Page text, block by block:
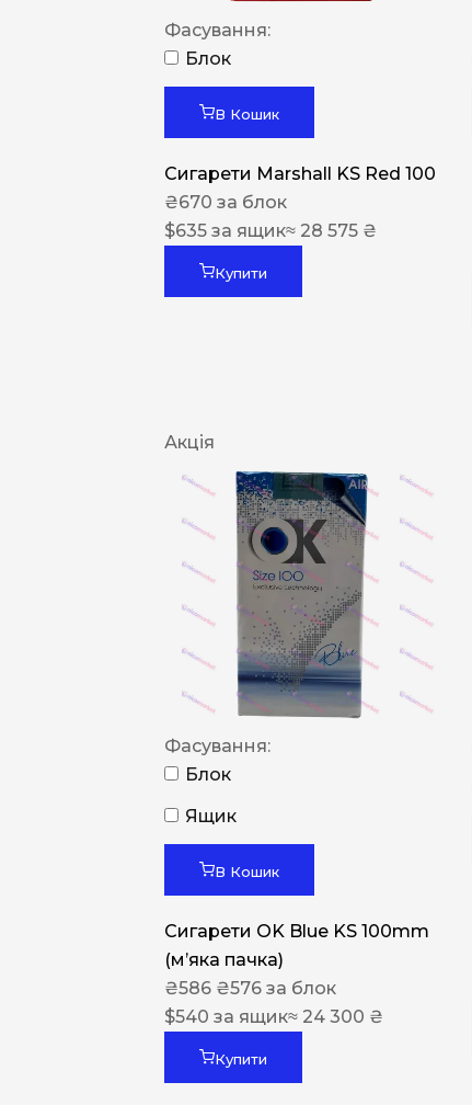
Фасування:
Блок
В Кошик
Сигарети Marshall KS Red 100
₴670 за блок
$635 за ящик≈ 28 575 ₴
Купити
Акція
Фасування:
Блок
Ящик
В Кошик
Сигарети OK Blue KS 100mm
(м’яка пачка)
₴586 ₴576 за блок
$540 за ящик≈ 24 300 ₴
Купити